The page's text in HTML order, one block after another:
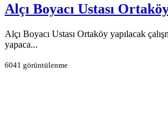
Alçı Boyacı Ustası
Alçı Boyacı Ustası Ortaköy yapılacak
yapaca...
6041 görüntülenme